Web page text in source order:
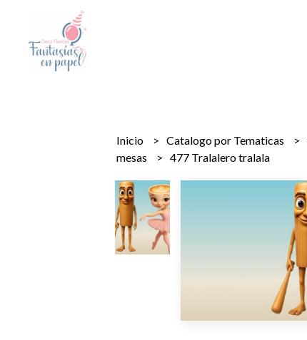
Inicio Catalogo por Tematicas
mesas
477 Tralalero tralala